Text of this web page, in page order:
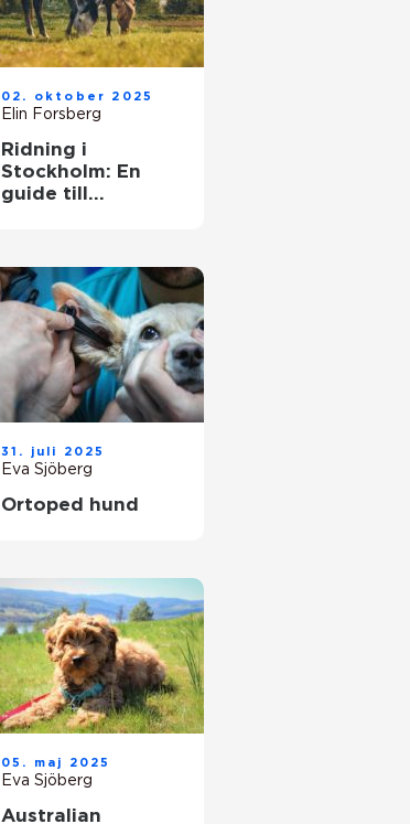
02. oktober 2025
Elin Forsberg
Ridning i
Stockholm: En
guide till
31. juli 2025
Eva Sjöberg
Ortoped hund
05. maj 2025
Eva Sjöberg
Australian